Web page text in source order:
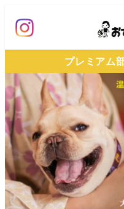
ン
テ
ン
ツ
へ
移
動
プレミアム